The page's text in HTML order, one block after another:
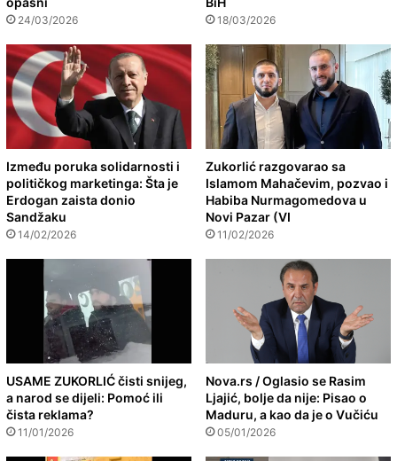
24/03/2026 18/03/2026
Između poruka solidarnosti i
političkog marketinga: Šta je
Erdogan zaista donio
Sandžaku
14/02/2026
Zukorlić razgovarao sa
Islamom Mahačevim, pozvao i
Habiba Nurmagomedova u
Novi Pazar (VI
11/02/2026
USAME ZUKORLIĆ čisti snijeg,
a narod se dijeli: Pomoć ili
čista reklama?
11/01/2026
Nova.rs / Oglasio se Rasim
Ljajić, bolje da nije: Pisao o
Maduru, a kao da je o Vučiću
05/01/2026